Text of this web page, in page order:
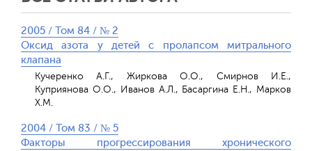
2005 / Том 84 / № 2
Оксид азота у детей с пролапсом митрального
клапана
Кучеренко А.Г., Жиркова О.О., Смирнов И.Е.,
Куприянова О.О., Иванов А.Л., Басаргина Е.Н., Марков
Х.М.
2004 / Том 83 / № 5
Факторы прогрессирования хронического